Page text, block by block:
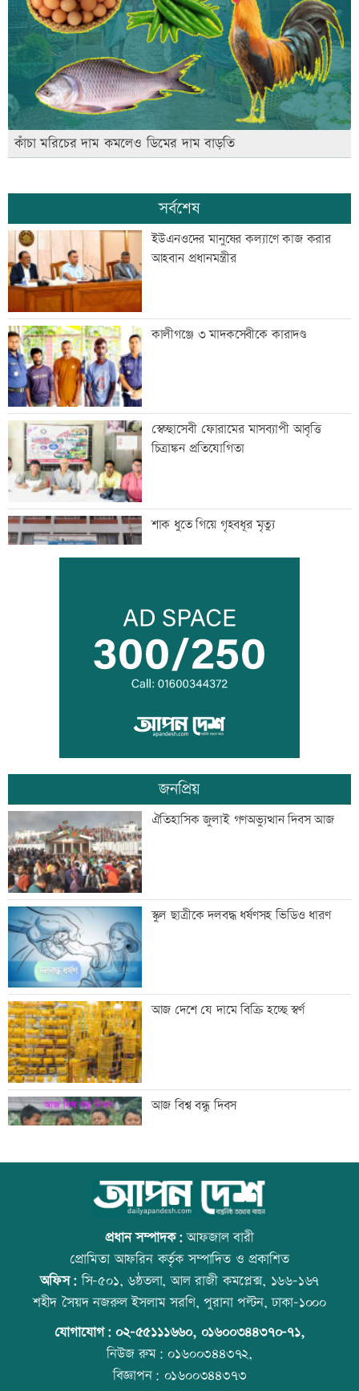
কাঁচা মরিচের দাম কমলেও ডিমের দাম বাড়তি
সর্বশেষ
ইউএনওদের মানুষের কল্যাণে কাজ করার
আহবান প্রধানমন্ত্রীর
কালীগঞ্জে ৩ মাদকসেবীকে কারাদণ্ড
স্বেচ্ছাসেবী ফোরামের মাসব্যাপী আবৃত্তি
চিত্রাঙ্কন প্রতিযোগিতা
শাক ধুতে গিয়ে গৃহবধূর মৃত্যু
হাসিনার নির্দেশে সালাহউদ্দিন আহমদকে গুম
করা হয়: তদন্ত
তরুণদের নেতৃত্বেই প্রযুক্তিনির্ভর উন্নয়ন হবে:
তথ্যপ্রযুক্তিমন্ত্রী
লক্ষ্মীপুর জেলা প্রশাসনের ১৪ কর্মকর্তা-
কর্মচারীর বিদায়ী সংবর্ধনা
সব শর্ত মেনে নিলে হরমুজ খুলবো: ইরান
মেসির বাবা মারা গেছেন
বিএনপি গণমাধ্যমের স্বাধীনতায় বিশ্বাস করে:
প্রতিমন্ত্রী টুকু
তিস্তা মহাপরিকল্পনার কাজ শিগগিরই শুরু
হচ্ছে: প্রতিমন্ত্রী ফরহাদ
অতিরিক্ত মদপানে এক ব্যক্তির মৃত্যু
ইবির গবেষণাপত্র প্রত্যাহারের ঘটনায় তদন্ত
জনপ্রিয়
ঐতিহাসিক জুলাই গণঅভ্যুত্থান দিবস আজ
স্কুল ছাত্রীকে দলবদ্ধ ধর্ষণসহ ভিডিও ধারণ
আজ দেশে যে দামে বিক্রি হচ্ছে স্বর্ণ
আজ বিশ্ব বন্ধু দিবস
কোরআন-হাদিসে নামাজ না পড়ার শাস্তি
উত্থান-পতনের বাজারে আজ স্বর্ণের ভরি কত
প্রধান সম্পাদক:আফজাল বারী
প্রোমিতা আফরিন কর্তৃক সম্পাদিত ও প্রকাশিত
অফিস:সি-৫০১, ৬ষ্ঠতলা, আল রাজী কমপ্লেক্স, ১৬৬-১৬৭
শহীদ সৈয়দ নজরুল ইসলাম সরণি, পুরানা পল্টন, ঢাকা-১০০০
যোগাযোগ: ০২-৫৫১১১৬৬০, ০১৬০০৩৪৪৩৭০-৭১,
নিউজ রুম:০১৬০০৩৪৪৩৭২,
বিজ্ঞাপন: ০১৬০০৩৪৪৩৭৩